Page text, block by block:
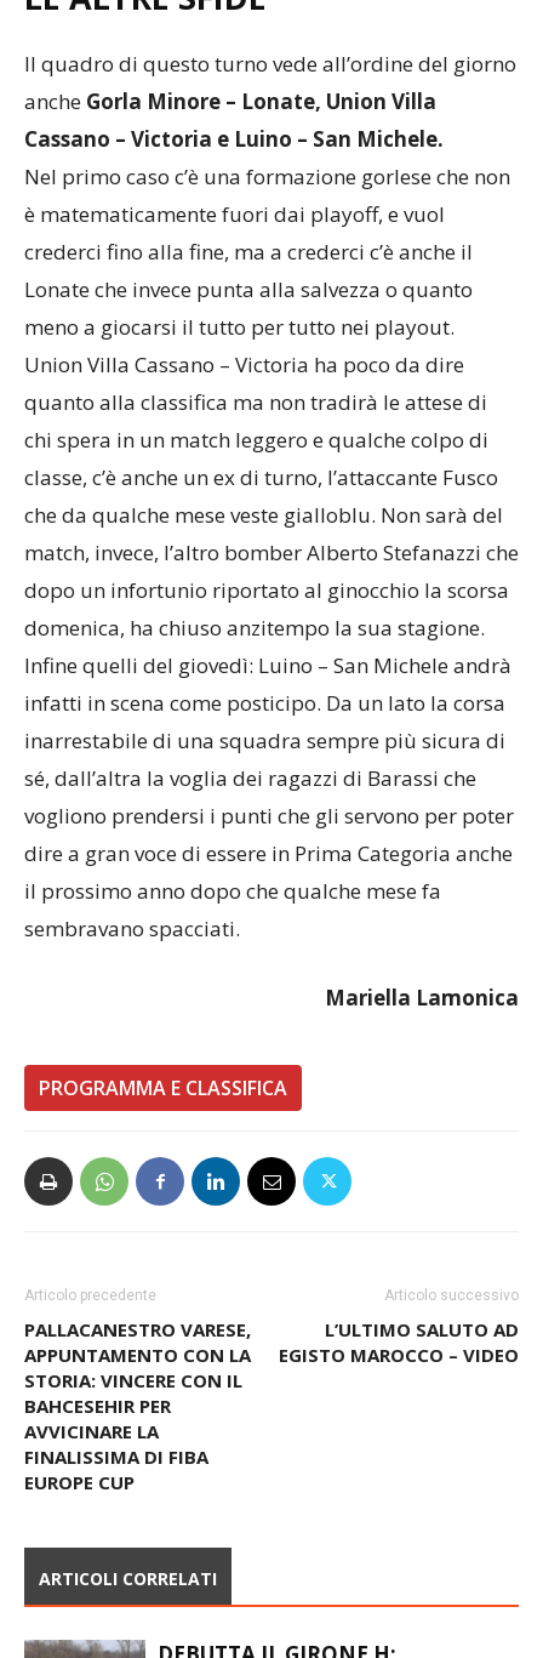
Il quadro di questo turno vede all’ordine del giorno
ancheGorla Minore – Lonate, Union Villa
Cassano – Victoria e Luino – San Michele.
Nel primo caso c’è una formazione gorlese che non
è matematicamente fuori dai playoff, e vuol
crederci fino alla fine, ma a crederci c’è anche il
Lonate che invece punta alla salvezza o quanto
meno a giocarsi il tutto per tutto nei playout.
Union Villa Cassano – Victoria ha poco da dire
quanto alla classifica ma non tradirà le attese di
chi spera in un match leggero e qualche colpo di
classe, c’è anche un ex di turno, l’attaccante Fusco
che da qualche mese veste gialloblu. Non sarà del
match, invece, l’altro bomber Alberto Stefanazzi che
dopo un infortunio riportato al ginocchio la scorsa
domenica, ha chiuso anzitempo la sua stagione.
Infine quelli del giovedì: Luino – San Michele andrà
infatti in scena come posticipo. Da un lato la corsa
inarrestabile di una squadra sempre più sicura di
sé, dall’altra la voglia dei ragazzi di Barassi che
vogliono prendersi i punti che gli servono per poter
dire a gran voce di essere in Prima Categoria anche
il prossimo anno dopo che qualche mese fa
Articolo precedente
PALLACANESTRO VARESE,
APPUNTAMENTO CON LA
STORIA: VINCERE CON IL
BAHCESEHIR PER
AVVICINARE LA
Articolo successivo